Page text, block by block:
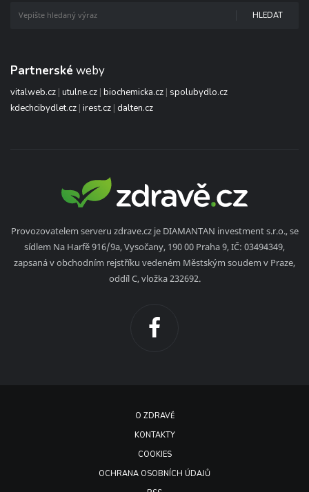
HLEDAT
Partnerské weby
vitalweb.cz | utulne.cz | biochemicka.cz | spolubydlo.cz
kdechcibydlet.cz | irest.cz | dalten.cz
Provozovatelem serveru zdrave.cz je DIAMANTAN investment s.r.o., se
sídlem Na Harfě 916/9a, Vysočany, 190 00 Praha 9, IČ: 03494349,
zapsaná v obchodním rejstříku vedeném Městským soudem v Praze,
oddíl C, vložka 232692.
O ZDRAVĚ
KONTAKTY
COOKIES
OCHRANA OSOBNÍCH ÚDAJŮ